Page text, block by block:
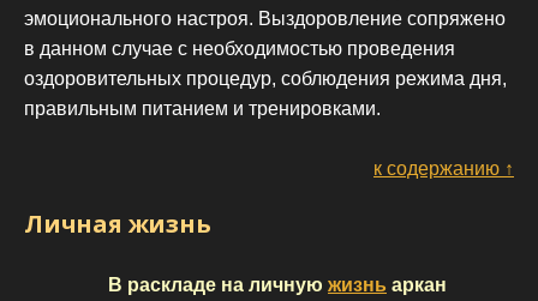
эмоционального настроя. Выздоровление сопряжено
в данном случае с необходимостью проведения
оздоровительных процедур, соблюдения режима дня,
правильным питанием и тренировками.
к содержанию ↑
Личная жизнь
В раскладе на личную жизнь аркан